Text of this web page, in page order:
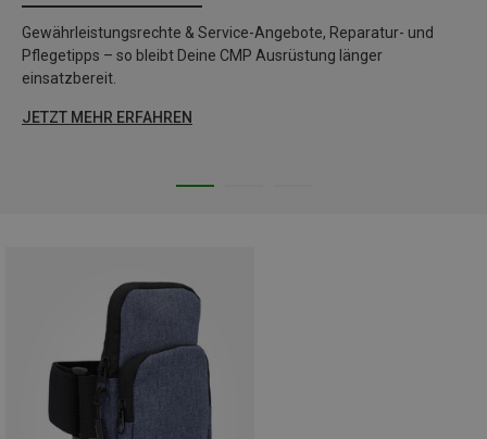
Gewährleistungsrechte & Service-Angebote, Reparatur- und
Pflegetipps – so bleibt Deine CMP Ausrüstung länger
einsatzbereit.
JETZT MEHR ERFAHREN